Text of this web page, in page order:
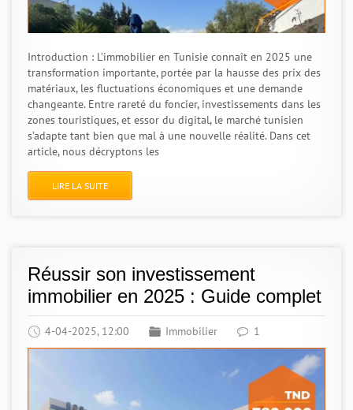
Introduction : L’immobilier en Tunisie connaît en 2025 une
transformation importante, portée par la hausse des prix des
matériaux, les fluctuations économiques et une demande
changeante. Entre rareté du foncier, investissements dans les
zones touristiques, et essor du digital, le marché tunisien
s’adapte tant bien que mal à une nouvelle réalité. Dans cet
article, nous décryptons les
LIRE LA SUITE
Réussir son investissement
immobilier en 2025 : Guide complet
4-04-2025, 12:00 Immobilier 1